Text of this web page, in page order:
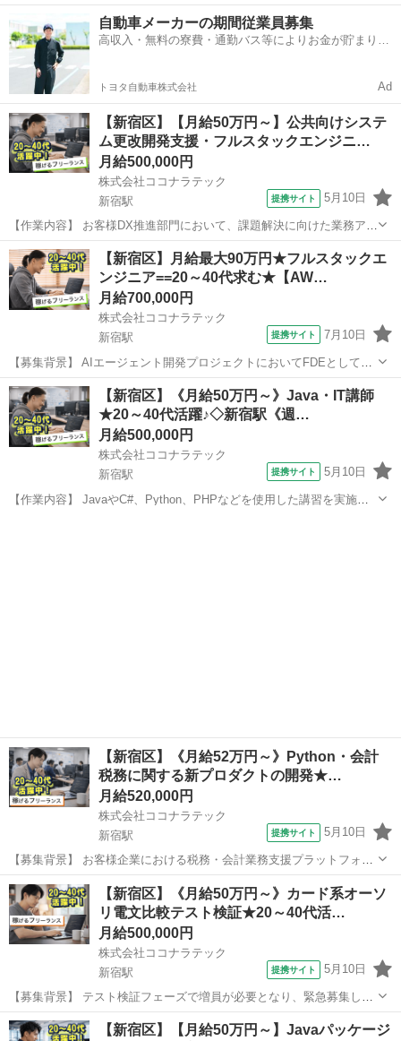
データ分析基盤の整備・高度化を目的として募集しております。 【作
業内容】 グループ各社に散在する事業データを整理・設計し、GCPお
よびBigQueryを中心...
新宿駅 エンジニア
自動車メーカーの期間従業員募集
高収入・無料の寮費・通勤バス等によりお金が貯まりや
トヨタ自動車株式会社 Ad
【新宿区】【月給50万円～】公共向けシステ
ム更改開発支援・フルスタックエンジニ…
月給500,000円
株式会社ココナラテック
新宿駅
提携サイト 5月10日
【作業内容】 お客様DX推進部門において、課題解決に向けた業務アプ
リ開発の支援を実施します。基本設計からテスト、移行までの作業を
担当します。 業務委託 求人票に記載が無い場合、内定時までに開示し
ます ■必須スキル ・T...
東京 新宿区 新宿駅 エンジニア
【新宿区】月給最大90万円★フルスタックエ
ンジニア==20～40代求む★【AW…
月給700,000円
株式会社ココナラテック
新宿駅
提携サイト 7月10日
【募集背景】 AIエージェント開発プロジェクトにおいてFDEとしてご
活躍いただける方を募集しております。 【作業内容】 顧客課題の発
見・設計を行い、ワークフロー構築およびPoCの高速実装を担当して
いただきます。本番導入まで...
東京 新宿区 新宿駅 エンジニア
【新宿区】《月給50万円～》Java・IT講師
★20～40代活躍♪◇新宿駅《週…
月給500,000円
株式会社ココナラテック
新宿駅
提携サイト 5月10日
【作業内容】 JavaやC#、Python、PHPなどを使用した講習を実施し
【新宿区】《月給52万円～》Python・会計
税務に関する新プロダクトの開発★…
月給520,000円
株式会社ココナラテック
新宿駅
提携サイト 5月10日
【募集背景】 お客様企業における税務・会計業務支援プラットフォー
ムの新プロダクト開発に伴い、開発体制を強化するための募集となり
ます。 【作業内容】 税務・会計業務支援プラットフォームの開発作業
支援を行っていただきます。現在...
東京 新宿区 新宿駅 エンジニア
【新宿区】《月給50万円～》カード系オーソ
リ電文比較テスト検証★20～40代活…
月給500,000円
株式会社ココナラテック
新宿駅
提携サイト 5月10日
【募集背景】 テスト検証フェーズで増員が必要となり、緊急募集して
おります。 【作業内容】 カード系のシステム構築案件におけるオーソ
リ領域のテスト検証をご担当いただきます。 作業フェーズはテストが
東京 新宿区 新宿駅 エンジニア
【新宿区】【月給50万円～】Javaパッケージ